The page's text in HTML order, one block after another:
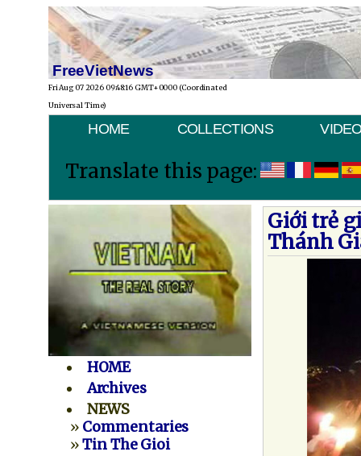
FreeVietNews
Fri Aug 07 2026 09:48:16 GMT+0000 (Coordinated
Universal Time)
HOME COLLECTIONS
Translate this page:
HOME
Archives
NEWS
» Commentaries
»Tin The Gioi
Giới trẻ
Thánh